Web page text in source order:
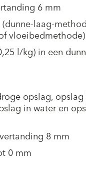
6 mm
laag-
vloeibedmethode)
l/kg) in een
opslag,
in water en
8 mm
0 mm